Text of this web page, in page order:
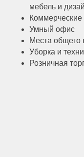
мебель и
Умный офис
Места общего
Уборка и
Розничная